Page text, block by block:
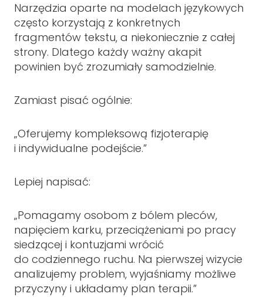
Narzędzia oparte na modelach językowych
często korzystają z konkretnych
fragmentów tekstu, a niekoniecznie z całej
strony. Dlatego każdy ważny akapit
powinien być zrozumiały samodzielnie.
Zamiast pisać ogólnie:
„Oferujemy kompleksową fizjoterapię
i indywidualne podejście.”
Lepiej napisać:
„Pomagamy osobom z bólem pleców,
napięciem karku, przeciążeniami po pracy
siedzącej i kontuzjami wrócić
do codziennego ruchu. Na pierwszej wizycie
analizujemy problem, wyjaśniamy możliwe
przyczyny i układamy plan terapii.”